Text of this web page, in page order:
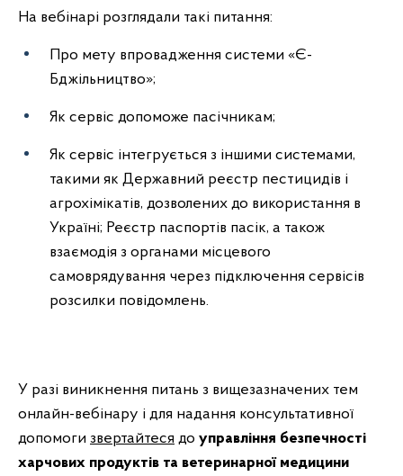
На вебінарі розглядали такі питання:
Про мету впровадження системи «Є-
Бджільництво»;
Як сервіс допоможе пасічникам;
Як сервіс інтегрується з іншими системами,
такими як Державний реєстр пестицидів і
агрохімікатів, дозволених до використання в
Україні; Реєстр паспортів пасік, а також
взаємодія з органами місцевого
самоврядування через підключення сервісів
розсилки повідомлень.
У разі виникнення питань з вищезазначених тем
онлайн-вебінару і для надання консультативної
допомоги звертайтеся до управління безпечності
харчових продуктів та ветеринарної медицини